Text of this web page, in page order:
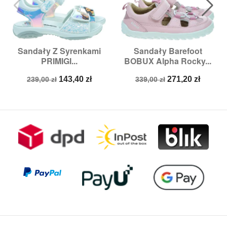
Sandały Z Syrenkami
PRIMIGI...
Cena
239,00 zł Cena
143,40 zł
Sandały Barefoot
BOBUX Alpha Rocky...
Cena
339,00 zł Cena
271,20 zł